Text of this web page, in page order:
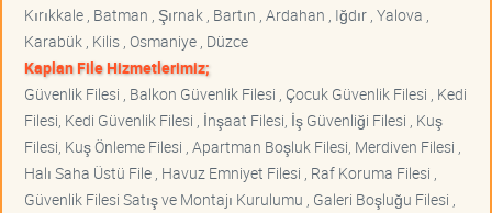
Kırıkkale , Batman , Şırnak , Bartın , Ardahan , Iğdır , Yalova ,
Karabük , Kilis , Osmaniye , Düzce
Kaplan File Hizmetlerimiz;
Güvenlik Filesi , Balkon Güvenlik Filesi , Çocuk Güvenlik Filesi , Kedi
Filesi, Kedi Güvenlik Filesi , İnşaat Filesi, İş Güvenliği Filesi , Kuş
Filesi, Kuş Önleme Filesi , Apartman Boşluk Filesi, Merdiven Filesi ,
Halı Saha Üstü File , Havuz Emniyet Filesi , Raf Koruma Filesi ,
Güvenlik Filesi Satış ve Montajı Kurulumu , Galeri Boşluğu Filesi ,